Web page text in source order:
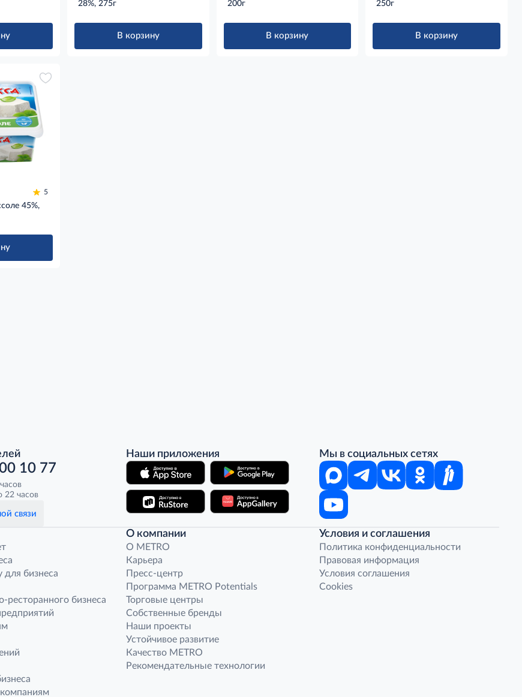
28%, 275г
В корзину
200г
В корзину
250г
В корзину
5
45%,
10 77
22 часов
связи
Наши приложения Мы в социальных сетях
для бизнеса
ресторанного бизнеса
О компании
O METRO
Карьера
Пресс-центр
Программа METRO Potentials
Торговые центры
Собственные бренды
Наши проекты
Устойчивое развитие
Качество METRO
Рекомендательные технологии
Условия и соглашения
Политика конфиденциальности
Правовая информация
Условия соглашения
Cookies